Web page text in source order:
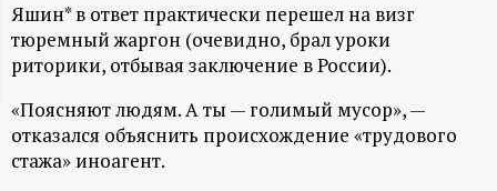
м
а
ц
Яшин* в ответ практически перешел на визг
тюремный жаргон (очевидно, брал уроки
риторики, отбывая заключение в России).
«Поясняют людям. А ты — голимый мусор», —
отказался объяснить происхождение «трудового
стажа» иноагент.